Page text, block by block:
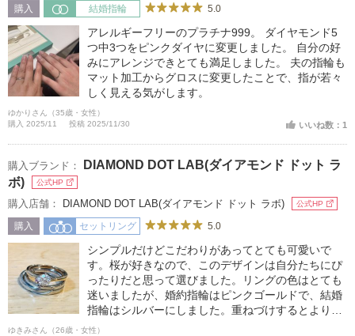
購入 結婚指輪 5.0
アレルギーフリーのプラチナ999。 ダイヤモンド5
つ中3つをピンクダイヤに変更しました。 自分の好
みにアレンジできとても満足しました。 夫の指輪も
マット加工からグロスに変更したことで、指が若々
しく見える気がします。
ゆかりさん（35歳・女性）
購入 2025/11
投稿 2025/11/30 いいね数：1
購入ブランド：
DIAMOND DOT LAB(ダイアモンド ドット ラ
ボ)
公式HP
購入店舗： DIAMOND DOT LAB(ダイアモンド ドット ラボ) 公式HP
購入 セットリング 5.0
シンプルだけどこだわりがあってとても可愛いで
す。桜が好きなので、このデザインは自分たちにぴ
ったりだと思って選びました。リングの色はとても
迷いましたが、婚約指輪はピンクゴールドで、結婚
指輪はシルバーにしました。重ねづけするとより可
愛くてテンションがあがります。
ゆきみさん（26歳・女性）